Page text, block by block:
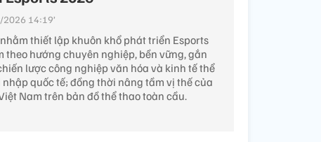
14:19’
thiết lập khuôn khổ phát triển Esports
theo hướng chuyên nghiệp, bền vững, gắn
lược công nghiệp văn hóa và kinh tế thể
nhập quốc tế; đồng thời nâng tầm vị thế của
Nam trên bản đồ thể thao toàn cầu.